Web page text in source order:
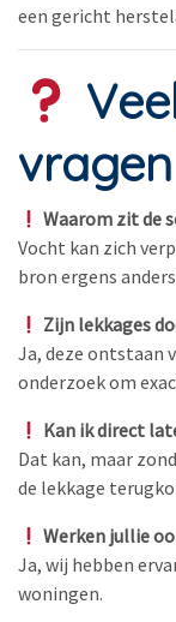
een gericht
vragen
Waarom zit de
Vocht kan zich
bron ergens
Zijn lekkages
Ja, deze ontstaan
onderzoek om
Kan ik direct
Dat kan, maar
de lekkage
Werken jullie
Ja, wij hebben
woningen.